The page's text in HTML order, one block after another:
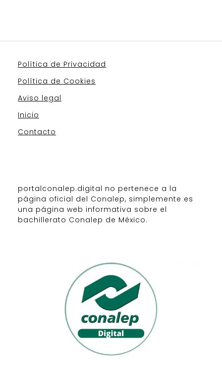
Política de Privacidad
Política de Cookies
Aviso legal
Inicio
Contacto
portalconalep.digital no pertenece a la
página oficial del Conalep, simplemente es
una página web informativa sobre el
bachillerato Conalep de México.